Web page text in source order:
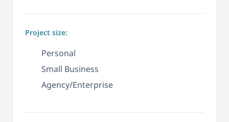
Project size:
Personal
Small Business
Agency/Enterprise